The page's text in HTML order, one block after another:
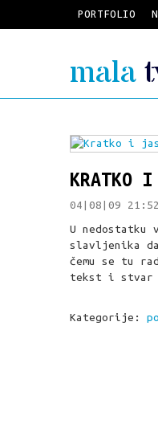
PORTFOLIO
mala
KRATKO I
04|08|09 21:52
U nedostatku
slavljenika
čemu se tu
tekst i stvar
Kategorije: